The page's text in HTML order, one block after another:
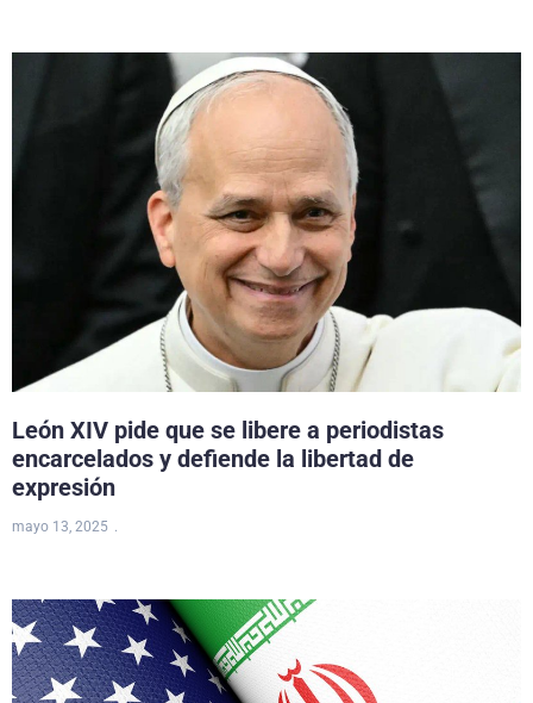
León XIV pide que se libere a periodistas
encarcelados y defiende la libertad de
expresión
mayo 13, 2025